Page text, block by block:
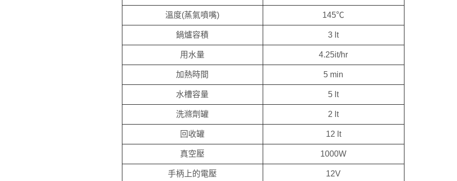
溫度(蒸氣噴嘴) 145℃
鍋爐容積 3 lt
用水量 4.25it/hr
加熱時間 5 min
水槽容量 5 lt
洗滌劑罐 2 lt
回收罐 12 lt
真空壓 1000W
手柄上的電壓 12V